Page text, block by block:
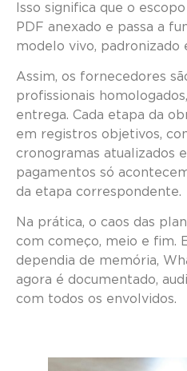
Isso significa que o
PDF anexado e passa a
modelo vivo, padronizado
Assim, os fornecedores
profissionais
entrega. Cada etapa da
em registros objetivos,
cronogramas atualizados
pagamentos só
da etapa correspondente.
Na prática, o caos das
com começo, meio e fim.
dependia de memória,
agora é documentado,
com todos os envolvidos.